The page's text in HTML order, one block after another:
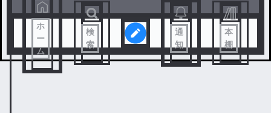
ホ
ー
ム
検
索
通
知
本
棚